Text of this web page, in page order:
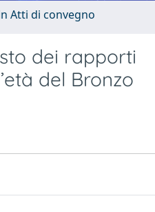
Atti di convegno
dei rapporti
del Bronzo